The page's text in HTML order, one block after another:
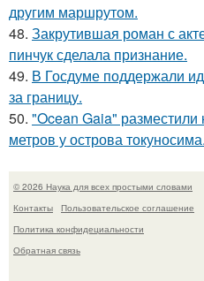
другим маршрутом.
48. Закрутившая роман с
пинчук сделала признание.
49. В Госдуме поддержали
за границу.
50. "Ocean Gaia" разместили
метров у острова токуносима.
© 2026 Наука для всех простыми словами
Контакты
Пользовательское соглашение
Политика конфидециальности
Обратная связь